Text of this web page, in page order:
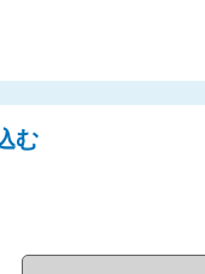
む